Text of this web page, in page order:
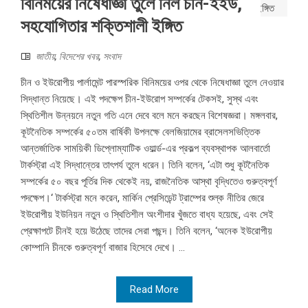
সহযোগিতার শক্তিশালী ইঙ্গিত
জাতীয়, বিদেশের খবর, সংবাদ
চীন ও ইউরোপীয় পার্লামেন্ট পারস্পরিক বিনিময়ের ওপর থেকে নিষেধাজ্ঞা তুলে নেওয়ার
সিদ্ধান্ত নিয়েছে। এই পদক্ষেপ চীন-ইউরোপ সম্পর্কের টেকসই, সুস্থ এবং
স্থিতিশীল উন্নয়নে নতুন গতি এনে দেবে বলে মনে করছেন বিশেষজ্ঞরা। মঙ্গলবার,
কূটনৈতিক সম্পর্কের ৫০তম বার্ষিকী উপলক্ষে বেলজিয়ামের ব্রাসেলসভিত্তিক
আন্তর্জাতিক সাময়িকী ডিপ্লোম্যাটিক ওয়ার্ল্ড-এর প্রকল্প ব্যবস্থাপক আলবার্তো
টার্কস্ট্রা এই সিদ্ধান্তের তাৎপর্য তুলে ধরেন। তিনি বলেন, ‘এটা শুধু কূটনৈতিক
সম্পর্কের ৫০ বছর পূর্তির দিক থেকেই নয়, রাজনৈতিক আস্থা বৃদ্ধিতেও গুরুত্বপূর্ণ
পদক্ষেপ।‘ টার্কস্ট্রা মনে করেন, মার্কিন প্রেসিডেন্ট ট্রাম্পের শুল্ক নীতির জেরে
ইউরোপীয় ইউনিয়ন নতুন ও স্থিতিশীল অংশীদার খুঁজতে বাধ্য হয়েছে, এবং সেই
প্রেক্ষাপটে চীনই হয়ে উঠেছে তাদের সেরা পছন্দ। তিনি বলেন, ‘অনেক ইউরোপীয়
কোম্পানি চীনকে গুরুত্বপূর্ণ বাজার হিসেবে দেখে। ...
Read More